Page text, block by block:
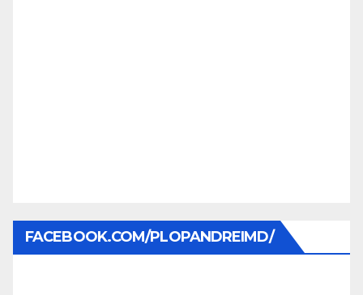
FACEBOOK.COM/PLOPANDREIMD/